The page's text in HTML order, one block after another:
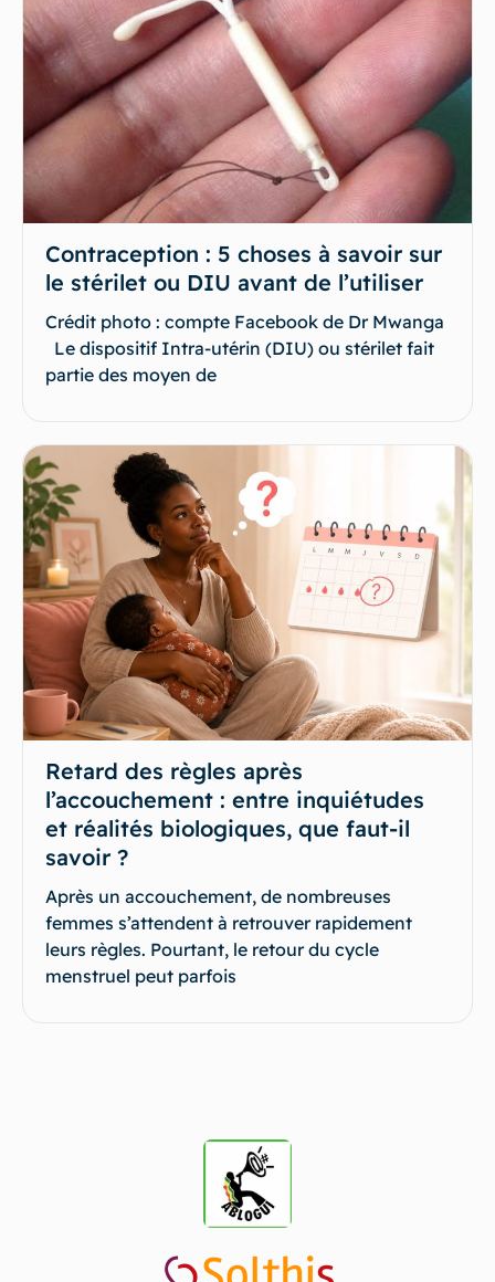
Contraception : 5 choses à savoir sur
le stérilet ou DIU avant de l’utiliser
Crédit photo : compte Facebook de Dr Mwanga
Le dispositif Intra-utérin (DIU) ou stérilet fait
partie des moyen de
Retard des règles après
l’accouchement : entre inquiétudes
et réalités biologiques, que faut-il
savoir ?
Après un accouchement, de nombreuses
femmes s’attendent à retrouver rapidement
leurs règles. Pourtant, le retour du cycle
menstruel peut parfois